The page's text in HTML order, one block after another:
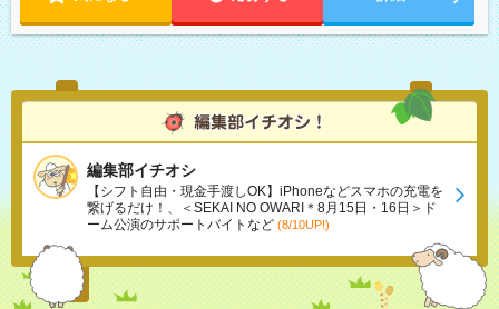
編集部イチオシ
【シフト自由・現金手渡しOK】iPhoneなどスマホの充電を
繋げるだけ！、＜SEKAI NO OWARI＊8月15日・16日＞ド
ーム公演のサポートバイトなど (8/10UP!)